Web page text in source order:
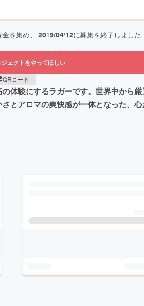
を集め、 2019/04/12に募集を終了しました
ェクトをやってほしい
QRコード
体験にするラガーです。世界中から
とアロマの爽快感が一体となった、